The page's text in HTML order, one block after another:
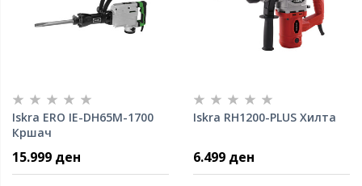
Iskra ERO IE-DH65M-1700
Кршач
15.999 ден
Iskra RH1200-PLUS Хилта
6.499 ден